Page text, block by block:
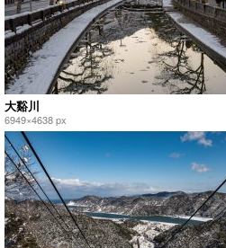
大谿川
6949×4638 px